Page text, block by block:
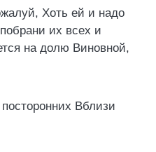
Хоть ей и надо
их всех и
на долю Виновной,
Вблизи